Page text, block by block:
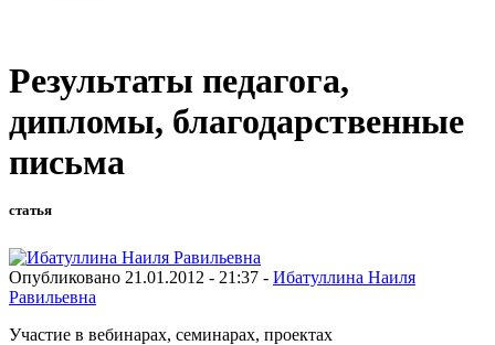
Результаты педагога,
дипломы, благодарственные
письма
статья
Опубликовано 21.01.2012 - 21:37 - Ибатуллина Наиля
Равильевна
Участие в вебинарах, семинарах, проектах